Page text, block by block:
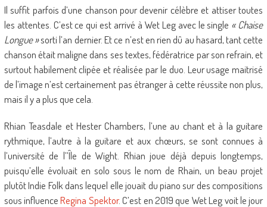
Il suffit parfois d’une chanson pour devenir célèbre et attiser toutes
les attentes. C’est ce qui est arrivé à Wet Leg avec le single « Chaise
Longue »sorti l’an dernier. Et ce n’est en rien dû au hasard, tant cette
chanson était maligne dans ses textes, fédératrice par son refrain, et
surtout habilement clipée et réalisée par le duo. Leur usage maitrisé
de l’image n’est certainement pas étranger à cette réussite non plus,
mais il y a plus que cela.
Rhian Teasdale et Hester Chambers, l’une au chant et à la guitare
rythmique, l’autre à la guitare et aux chœurs, se sont connues à
l’université de l’’Île de Wight. Rhian joue déjà depuis longtemps,
puisqu’elle évoluait en solo sous le nom de Rhain, un beau projet
plutôt Indie Folk dans lequel elle jouait du piano sur des compositions
sous influenceRegina Spektor. C’est en 2019 que Wet Leg voit le jour